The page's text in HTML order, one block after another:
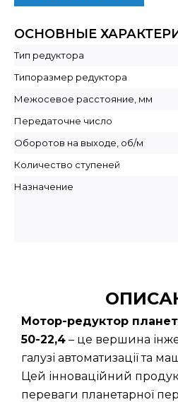
ОСНОВНЫЕ
Тип редуктора
Типоразмер редуктора
Межосевое расстояние, мм
Передаточне число
Оборотов на выходе, об/м
Количество ступеней
Назначение
Мотор-редуктор
50-22,4 – це вершина
галузі автоматизації та
Цей інноваційний
переваги планетарної